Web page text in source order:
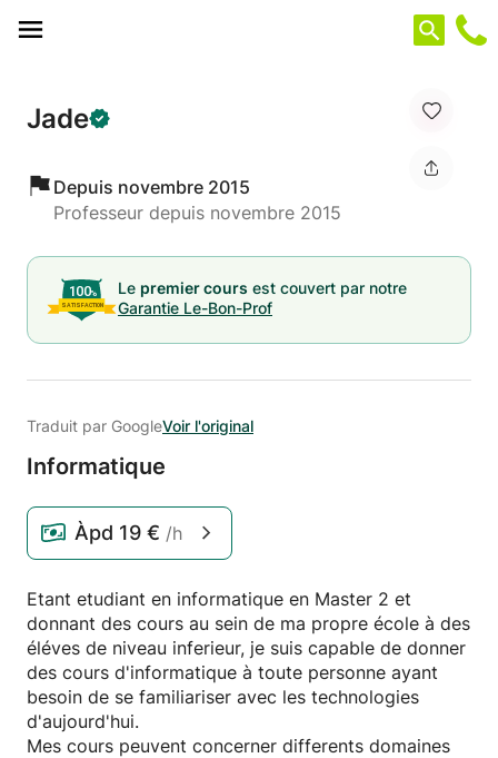
Jade
Depuis novembre 2015
Professeur depuis novembre 2015
Le premier cours est couvert par notre
Garantie Le-Bon-Prof
Traduit par GoogleVoir l'original
Informatique
Àpd 19 € /h
Etant etudiant en informatique en Master 2 et
donnant des cours au sein de ma propre école à des
éléves de niveau inferieur, je suis capable de donner
des cours d'informatique à toute personne ayant
besoin de se familiariser avec les technologies
d'aujourd'hui.
Mes cours peuvent concerner differents domaines